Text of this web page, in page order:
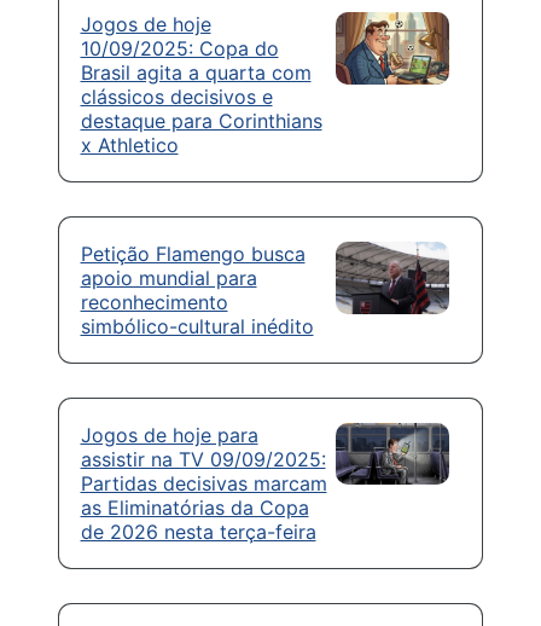
Jogos de hoje
10/09/2025: Copa do
Brasil agita a quarta com
clássicos decisivos e
destaque para Corinthians
x Athletico
Petição Flamengo busca
apoio mundial para
reconhecimento
simbólico-cultural inédito
Jogos de hoje para
assistir na TV 09/09/2025:
Partidas decisivas marcam
as Eliminatórias da Copa
de 2026 nesta terça-feira